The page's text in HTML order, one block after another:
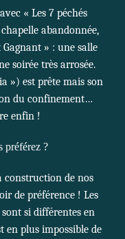
« Les 7 péchés
abandonnée,
Gagnant » : une salle
soirée très arrosée.
») est prête mais son
du confinement…
enfin !
préférez ?
construction de nos
de préférence ! Les
si différentes en
en plus impossible de